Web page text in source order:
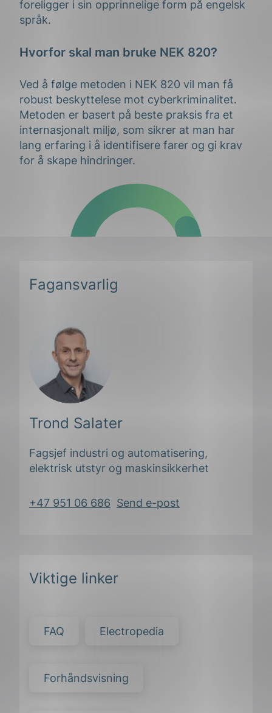
foreligger i sin opprinnelige form på engelsk
språk.
Hvorfor skal man bruke NEK 820?
Ved å følge metoden i NEK 820 vil man få
robust beskyttelese mot cyberkriminalitet.
Metoden er basert på beste praksis fra et
internasjonalt miljø, som sikrer at man har
lang erfaring i å identifisere farer og gi krav
for å skape hindringer.
Fagansvarlig
Trond Salater
Fagsjef industri og automatisering,
elektrisk utstyr og maskinsikkerhet
+47 951 06 686 Send e-post
Viktige linker
FAQ Electropedia
Forhåndsvisning